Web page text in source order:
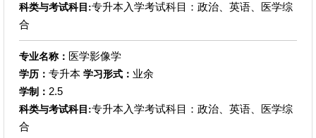
科类与考试科目:专升本入学考试科目：政治、英语、医学综
合
专业名称： 医学影像学
学历： 专升本 学习形式： 业余
学制： 2.5
科类与考试科目:专升本入学考试科目：政治、英语、医学综
合